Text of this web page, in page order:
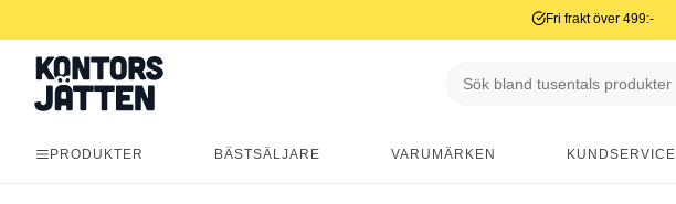
Fri frakt över 499:-
PRODUKTER BÄSTSÄLJARE VARUMÄRKEN KUNDSERVICE